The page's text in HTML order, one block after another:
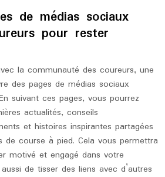
de médias sociaux
pour rester
la communauté des coureurs, une
des pages de médias sociaux
suivant ces pages, vous pourrez
actualités, conseils
et histoires inspirantes partagées
de course à pied. Cela vous permettra
motivé et engagé dans votre
de tisser des liens avec d’autres